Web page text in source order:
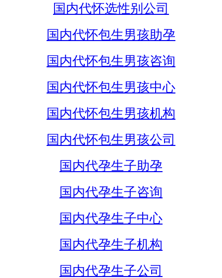
国内代怀选性别公司
国内代怀包生男孩助孕
国内代怀包生男孩咨询
国内代怀包生男孩中心
国内代怀包生男孩机构
国内代怀包生男孩公司
国内代孕生子助孕
国内代孕生子咨询
国内代孕生子中心
国内代孕生子机构
国内代孕生子公司